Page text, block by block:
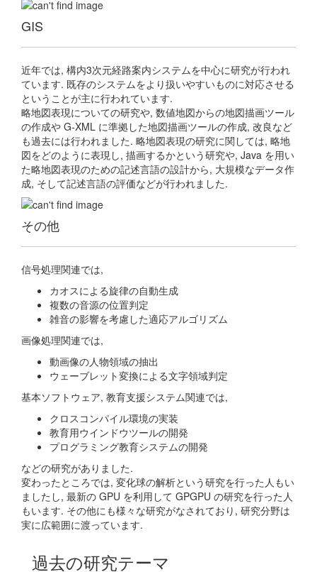
GIS
近年では, 構内3次元経路案内システムを中心に研究が行われ
ています. 既存のシステムをより扱いやすいものに対応させる
ということが主に行われています.
略地図表現についての研究や, 数値地図からの地図描画ツール
の作成や G-XML に準拠した地図描画ツールの作成, 改良など
も過去には行われました. 略地図表現の研究に関しては, 略地
図をどのように表現し, 描画するかという研究や, Java を用い
た略地図表現のための記述言語の設計から, 大規模なデータ作
成, そして記述言語の評価などが行われました.
その他
信号処理関連では,
カオスによる旋律の自動生成
複数の音源の位置判定
雑音の影響を考慮した適応アルゴリズム
画像処理関連では,
動画像の人物領域の抽出
ウェーブレット変換による文字領域判定
基本ソフトウェア, 教育支援システム関連では,
クロスコンパイル環境の実装
教育用ウインドウツールの開発
プログラミング教育システムの開発
などの研究がありました.
変わったところでは, 変化球の解析という研究を行った人もい
ましたし, 最新の GPU を利用して GPGPU の研究を行った人
もいます. その他にも様々な研究がなされており, 研究分野は
実に広範囲に渡っています.
過去の研究テーマ